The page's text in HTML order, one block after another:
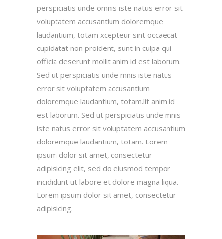
perspiciatis unde omnis iste natus error sit
voluptatem accusantium doloremque
laudantium, totam xcepteur sint occaecat
cupidatat non proident, sunt in culpa qui
officia deserunt mollit anim id est laborum.
Sed ut perspiciatis unde mnis iste natus
error sit voluptatem accusantium
doloremque laudantium, totam.lit anim id
est laborum. Sed ut perspiciatis unde mnis
iste natus error sit voluptatem accusantium
doloremque laudantium, totam. Lorem
ipsum dolor sit amet, consectetur
adipisicing elit, sed do eiusmod tempor
incididunt ut labore et dolore magna liqua.
Lorem ipsum dolor sit amet, consectetur
adipisicing.